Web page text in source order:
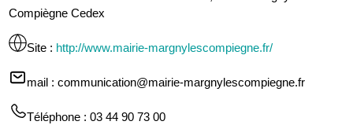
Compiègne Cedex
Site : http://www.mairie-margnylescompiegne.fr/
mail : communication@mairie-margnylescompiegne.fr
Téléphone : 03 44 90 73 00